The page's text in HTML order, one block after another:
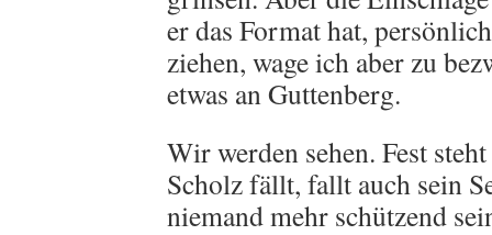
er das Format hat,
ziehen, wage ich aber zu
etwas an Guttenberg.
Wir werden sehen. Fest
Scholz fällt, fallt auch sein
niemand mehr schützend